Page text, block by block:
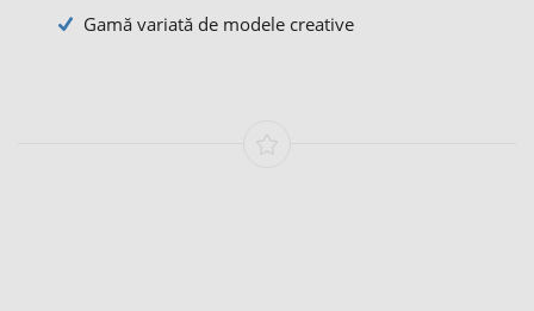
Gamă variată de modele creative